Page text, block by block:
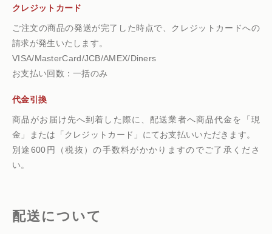
クレジットカード
ご注文の商品の発送が完了した時点で、クレジットカードへの
請求が発生いたします。
VISA/MasterCard/JCB/AMEX/Diners
お支払い回数：一括のみ
代金引換
商品がお届け先へ到着した際に、配送業者へ商品代金を「現
金」または「クレジットカード」にてお支払いいただきます。
別途600円（税抜）の手数料がかかりますのでご了承くださ
い。
配送について